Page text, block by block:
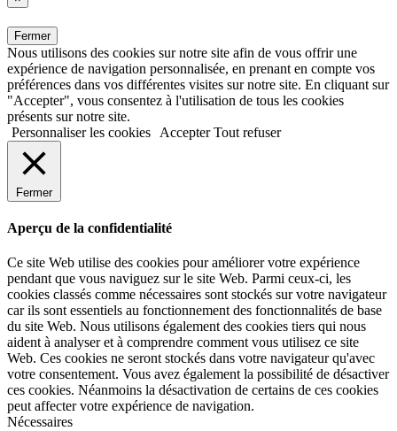
Fermer
Nous utilisons des cookies sur notre site afin de vous offrir une
expérience de navigation personnalisée, en prenant en compte vos
préférences dans vos différentes visites sur notre site. En cliquant sur
"Accepter", vous consentez à l'utilisation de tous les cookies
présents sur notre site.
Personnaliser les cookies
Accepter Tout refuser
Fermer
Aperçu de la confidentialité
Ce site Web utilise des cookies pour améliorer votre expérience
pendant que vous naviguez sur le site Web. Parmi ceux-ci, les
cookies classés comme nécessaires sont stockés sur votre navigateur
car ils sont essentiels au fonctionnement des fonctionnalités de base
du site Web. Nous utilisons également des cookies tiers qui nous
aident à analyser et à comprendre comment vous utilisez ce site
Web. Ces cookies ne seront stockés dans votre navigateur qu'avec
votre consentement. Vous avez également la possibilité de désactiver
ces cookies. Néanmoins la désactivation de certains de ces cookies
peut affecter votre expérience de navigation.
Nécessaires